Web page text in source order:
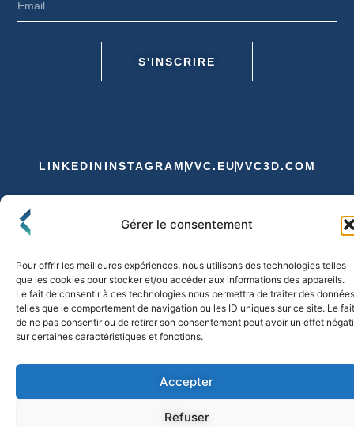
Gérer le consentement
Pour offrir les meilleures expériences, nous utilisons des technologies telles
que les cookies pour stocker et/ou accéder aux informations des appareils.
Le fait de consentir à ces technologies nous permettra de traiter des données
telles que le comportement de navigation ou les ID uniques sur ce site. Le fait
de ne pas consentir ou de retirer son consentement peut avoir un effet
sur certaines caractéristiques et fonctions.
Accepter
Refuser
S'INSCRIRE
LINKEDIN INSTAGRAM VVC.EUVVC3D.COM
Politique de Confidentialité et de CookiesExpédition et Livraison
© 2026 FLO & CO. All Rights Reserved